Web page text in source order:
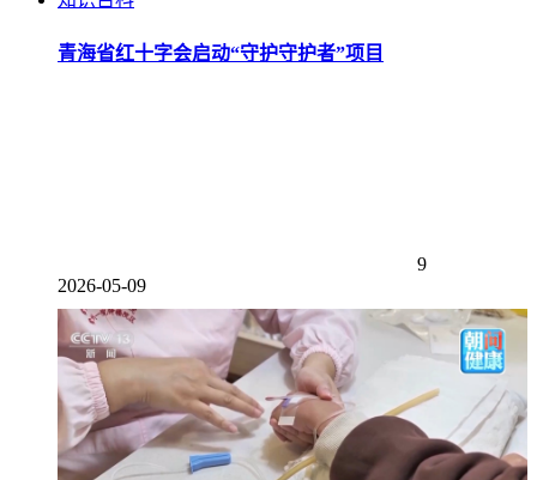
青海省红十字会启动“守护守护者”项目
9
2026-05-09